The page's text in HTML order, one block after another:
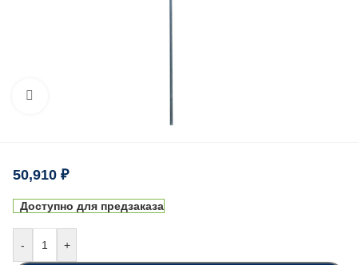
50,910 ₽
Доступно для предзаказа
- +